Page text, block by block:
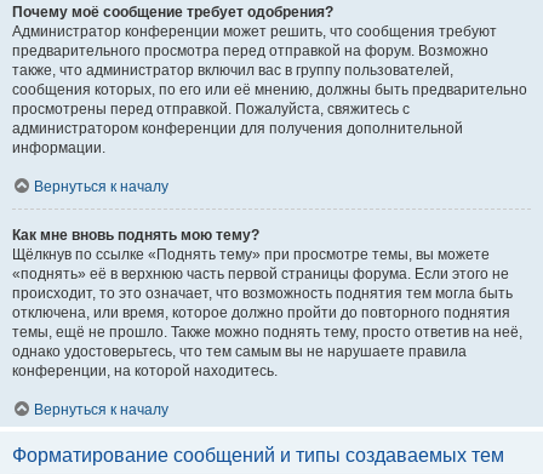
Почему моё сообщение требует одобрения?
Администратор конференции может решить, что сообщения требуют
предварительного просмотра перед отправкой на форум. Возможно
также, что администратор включил вас в группу пользователей,
сообщения которых, по его или её мнению, должны быть предварительно
просмотрены перед отправкой. Пожалуйста, свяжитесь с
администратором конференции для получения дополнительной
информации.
Вернуться к началу
Как мне вновь поднять мою тему?
Щёлкнув по ссылке «Поднять тему» при просмотре темы, вы можете
«поднять» её в верхнюю часть первой страницы форума. Если этого не
происходит, то это означает, что возможность поднятия тем могла быть
отключена, или время, которое должно пройти до повторного поднятия
темы, ещё не прошло. Также можно поднять тему, просто ответив на неё,
однако удостоверьтесь, что тем самым вы не нарушаете правила
конференции, на которой находитесь.
Вернуться к началу
Форматирование сообщений и типы создаваемых тем